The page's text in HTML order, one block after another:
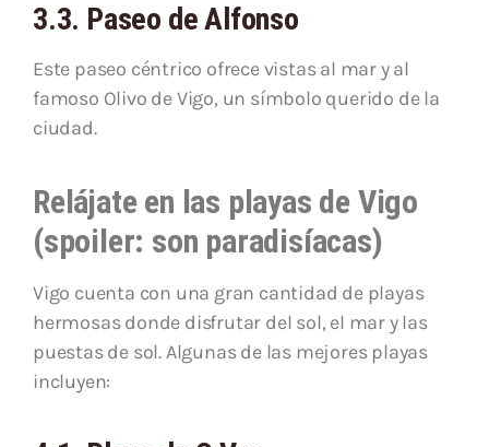
3.3. Paseo de Alfonso
Este paseo céntrico ofrece vistas al mar y al
famoso Olivo de Vigo, un símbolo querido de la
ciudad.
Relájate en las playas de Vigo
(spoiler: son paradisíacas)
Vigo cuenta con una gran cantidad de playas
hermosas donde disfrutar del sol, el mar y las
puestas de sol. Algunas de las mejores playas
incluyen: